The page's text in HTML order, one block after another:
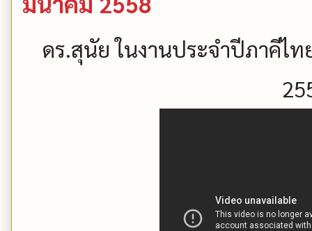
ดร.สุนัย ในงานประจำปีภาคีไ